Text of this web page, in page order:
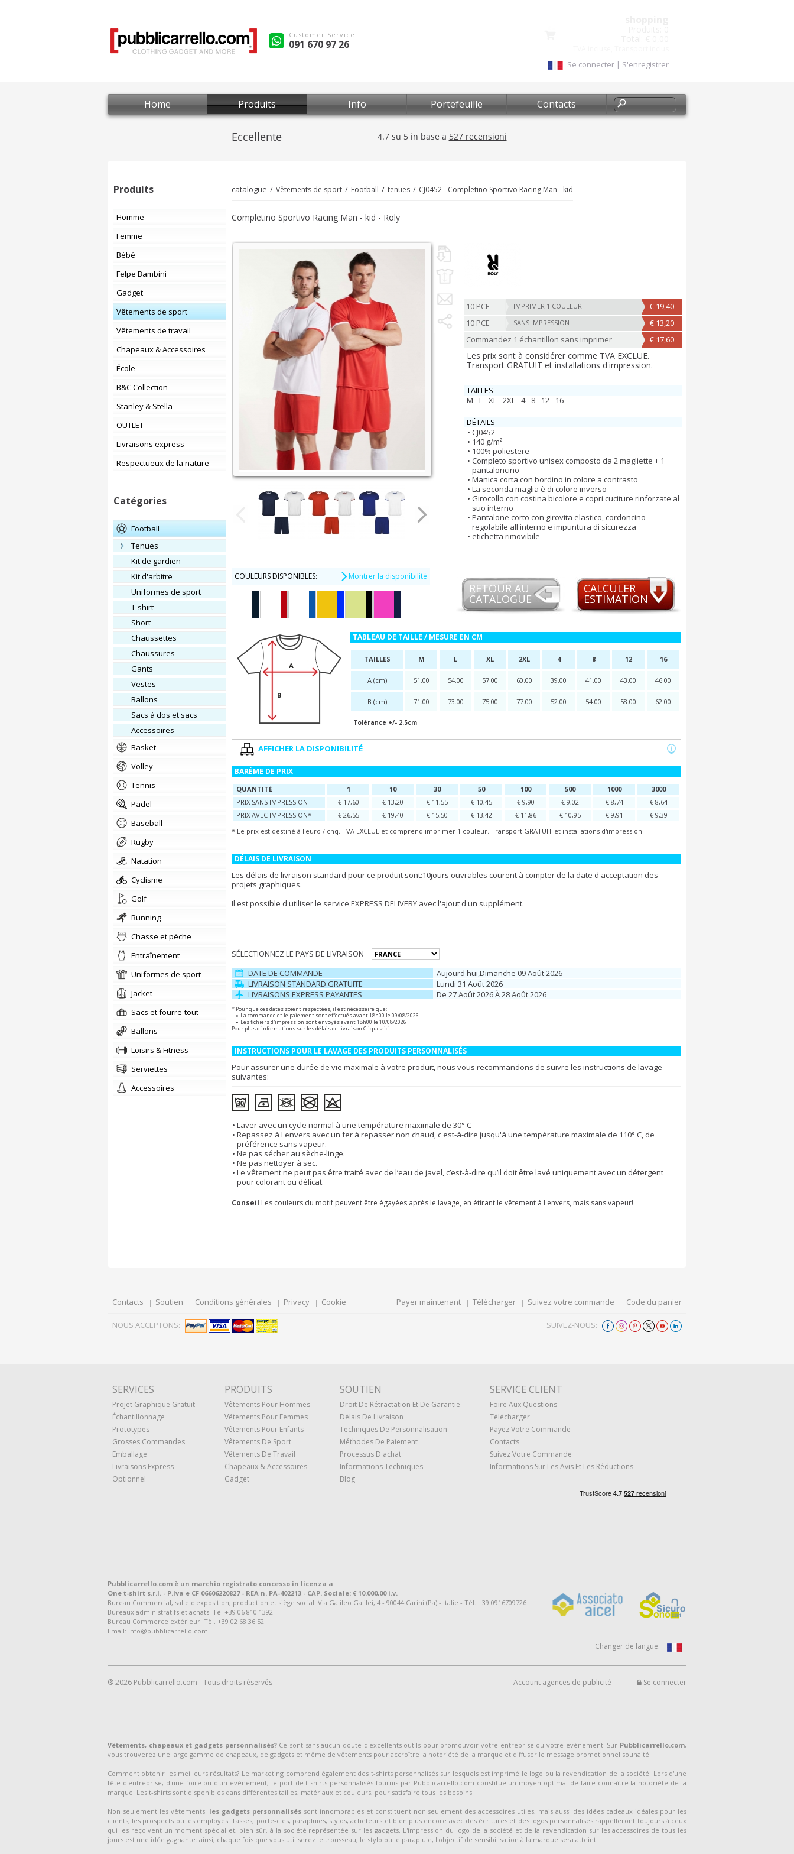
Customer Service
091 670 97 26
Se connecter | S'enregistrer
Home Produits Info Portefeuille Contacts
Produits
Homme
Femme
Bébé
Felpe Bambini
Gadget
Vêtements de sport
Vêtements de travail
Chapeaux & Accessoires
École
B&C Collection
Stanley & Stella
OUTLET
Livraisons express
Respectueux de la nature
Catégories
Football
tenues
kit de gardien
kit d'arbitre
Uniformes de sport
T-shirt
short
chaussettes
chaussures
gants
vestes
ballons
Sacs à dos et sacs
accessoires
Basket
Volley
Tennis
padel
Baseball
Rugby
Natation
Cyclisme
Golf
Running
Chasse et pêche
Entraînement
Uniformes de sport
Jacket
Sacs et fourre-tout
Ballons
Loisirs & Fitness
Serviettes
Accessoires
catalogue Vêtements de sport Football tenues CJ0452 - Completino Sportivo Racing Man - kid
Completino Sportivo Racing Man - kid - Roly
10 PCE IMPRIMER 1 COULEUR
€ 19,40
10 PCE
SANS IMPRESSION
€ 13,20
Commandez 1 échantillon sans imprimer
€ 17,60
Les prix sont à considérer comme TVA EXCLUE.
Transport GRATUIT et installations d'impression.
TAILLES
M - L - XL - 2XL - 4 - 8 - 12 - 16
DÉTAILS
CJ0452
140 g/m²
100% poliestere
Completo sportivo unisex composto da 2 magliette + 1
pantaloncino
Manica corta con bordino in colore a contrasto
La seconda maglia è di colore inverso
Girocollo con costina bicolore e copri cuciture rinforzate al
suo interno
Pantalone corto con girovita elastico, cordoncino
regolabile all'interno e impuntura di sicurezza
etichetta rimovibile
COULEURS DISPONIBLES: Montrer la disponibilité
RETOUR AU
CATALOGUE
CALCULER
ESTIMATION
TABLEAU DE TAILLE / MESURE EN CM
TAILLES M L XL 2XL 4 8 12 16
A (cm) 51.00 54.00 57.00 60.00 39.00 41.00 43.00 46.00
B (cm) 71.00 73.00 75.00 77.00 52.00 54.00 58.00 62.00
Tolérance +/- 2.5cm
AFFICHER LA DISPONIBILITÉ
BARÈME DE PRIX
QUANTITÉ 1 10 30 50 100 500 1000
3000
PRIX SANS IMPRESSION
€ 17,60 € 13,20 € 11,55 € 10,45 € 9,90 € 9,02 € 8,74
€ 8,64
PRIX AVEC IMPRESSION*
€ 26,55 € 19,40 € 15,50 € 13,42 € 11,86 € 10,95 € 9,91
€ 9,39
* Le prix est destiné à l'euro / chq. TVA EXCLUE et comprend imprimer 1 couleur. Transport GRATUIT et installations d'impression.
DÉLAIS DE LIVRAISON
Les délais de livraison standard pour ce produit sont:10jours ouvrables courent à compter de la date d'acceptation des
projets graphiques.
Il est possible d'utiliser le service EXPRESS DELIVERY avec l'ajout d'un supplément.
SÉLECTIONNEZ LE PAYS DE LIVRAISON
DATE DE COMMANDE
Aujourd'hui,dimanche 09 Août 2026
LIVRAISON STANDARD GRATUITE
Lundi 31 Août 2026
LIVRAISONS EXPRESS PAYANTES
De 27 Août 2026 À 28 Août 2026
* Pour que ces dates soient respectées, il est nécessaire que:
La commande et le paiement sont effectués avant 18h00 le 09/08/2026
Les fichiers d'impression sont envoyés avant 18h00 le 10/08/2026
Pour plus d'informations sur les délais de livraison Cliquez ici.
INSTRUCTIONS POUR LE LAVAGE DES PRODUITS PERSONNALISÉS
Pour assurer une durée de vie maximale à votre produit, nous vous recommandons de suivre les instructions de lavage
suivantes:
Laver avec un cycle normal à une température maximale de 30° C
Repassez à l'envers avec un fer à repasser non chaud, c'est-à-dire jusqu'à une température maximale de 110° C, de
préférence sans vapeur.
Ne pas sécher au sèche-linge.
Ne pas nettoyer à sec.
Le vêtement ne peut pas être traité avec de l’eau de javel, c’est-à-dire qu’il doit être lavé uniquement avec un détergent
pour colorant ou délicat.
Conseil Les couleurs du motif peuvent être égayées après le lavage, en étirant le vêtement à l'envers, mais sans vapeur!
Contacts Soutien Conditions générales Privacy Cookie Payer maintenant Télécharger Suivez votre commande Code du panier
NOUS ACCEPTONS: SUIVEZ-NOUS:
SERVICES
Projet Graphique Gratuit
Échantillonnage
Prototypes
Grosses Commandes
Emballage
Livraisons Express
Optionnel
PRODUITS
Vêtements Pour Hommes
Vêtements Pour Femmes
Vêtements Pour Enfants
Vêtements De Sport
Vêtements De Travail
Chapeaux & Accessoires
Gadget
SOUTIEN
Droit De Rétractation Et De Garantie
Délais De Livraison
Techniques De Personnalisation
Méthodes De Paiement
Processus D'achat
Informations Techniques
Blog
SERVICE CLIENT
Foire Aux Questions
Télécharger
Payez Votre Commande
Contacts
Suivez Votre Commande
Informations Sur Les Avis Et Les Réductions
Pubblicarrello.com è un marchio registrato concesso in licenza a
One t-shirt s.r.l. - P.Iva e CF 06606220827 - REA n. PA-402213 - CAP. Sociale: € 10.000,00 i.v.
Bureau Commercial, salle d'exposition, production et siège social: Via Galileo Galilei, 4 - 90044 Carini (Pa) - Italie - Tél. +39 0916709726
Bureaux administratifs et achats: Tèl +39 06 810 1392
Bureau Commerce extérieur: Tèl. +39 02 68 36 52
Email: info@pubblicarrello.com
Changer de langue:
® 2026 Pubblicarrello.com - Tous droits réservés Account agences de publicité Se connecter
Vêtements, chapeaux et gadgets personnalisés?Ce sont sans aucun doute d'excellents outils pour promouvoir votre entreprise ou votre événement. Sur Pubblicarrello.com,
vous trouverez une large gamme de chapeaux, de gadgets et même de vêtements pour accroître la notoriété de la marque et diffuser le message promotionnel souhaité.
Comment obtenir les meilleurs résultats? Le marketing comprend également des t-shirts personnaliséssur lesquels est imprimé le logo ou la revendication de la société. Lors d'une
fête d'entreprise, d'une foire ou d'un événement, le port de t-shirts personnalisés fournis par Pubblicarrello.com constitue un moyen optimal de faire connaître la notoriété de la
marque. Les t-shirts sont disponibles dans différentes tailles, matériaux et couleurs, pour satisfaire tous les besoins.
Non seulement les vêtements: les gadgets personnaliséssont innombrables et constituent non seulement des accessoires utiles, mais aussi des idées cadeaux idéales pour les
clients, les prospects ou les employés. Tasses, porte-clés, parapluies, stylos, acheteurs et bien plus encore avec des écritures et des logos personnalisés rappelleront toujours à ceux
qui les reçoivent un moment spécial et, bien sûr, à la société représentée sur les gadgets. L'impression du logo de la société et de la revendication sur les accessoires de tous les
jours est une idée gagnante: ainsi, chaque fois que vous utiliserez le trousseau, le stylo ou le parapluie, l'objectif de sensibilisation à la marque sera atteint.